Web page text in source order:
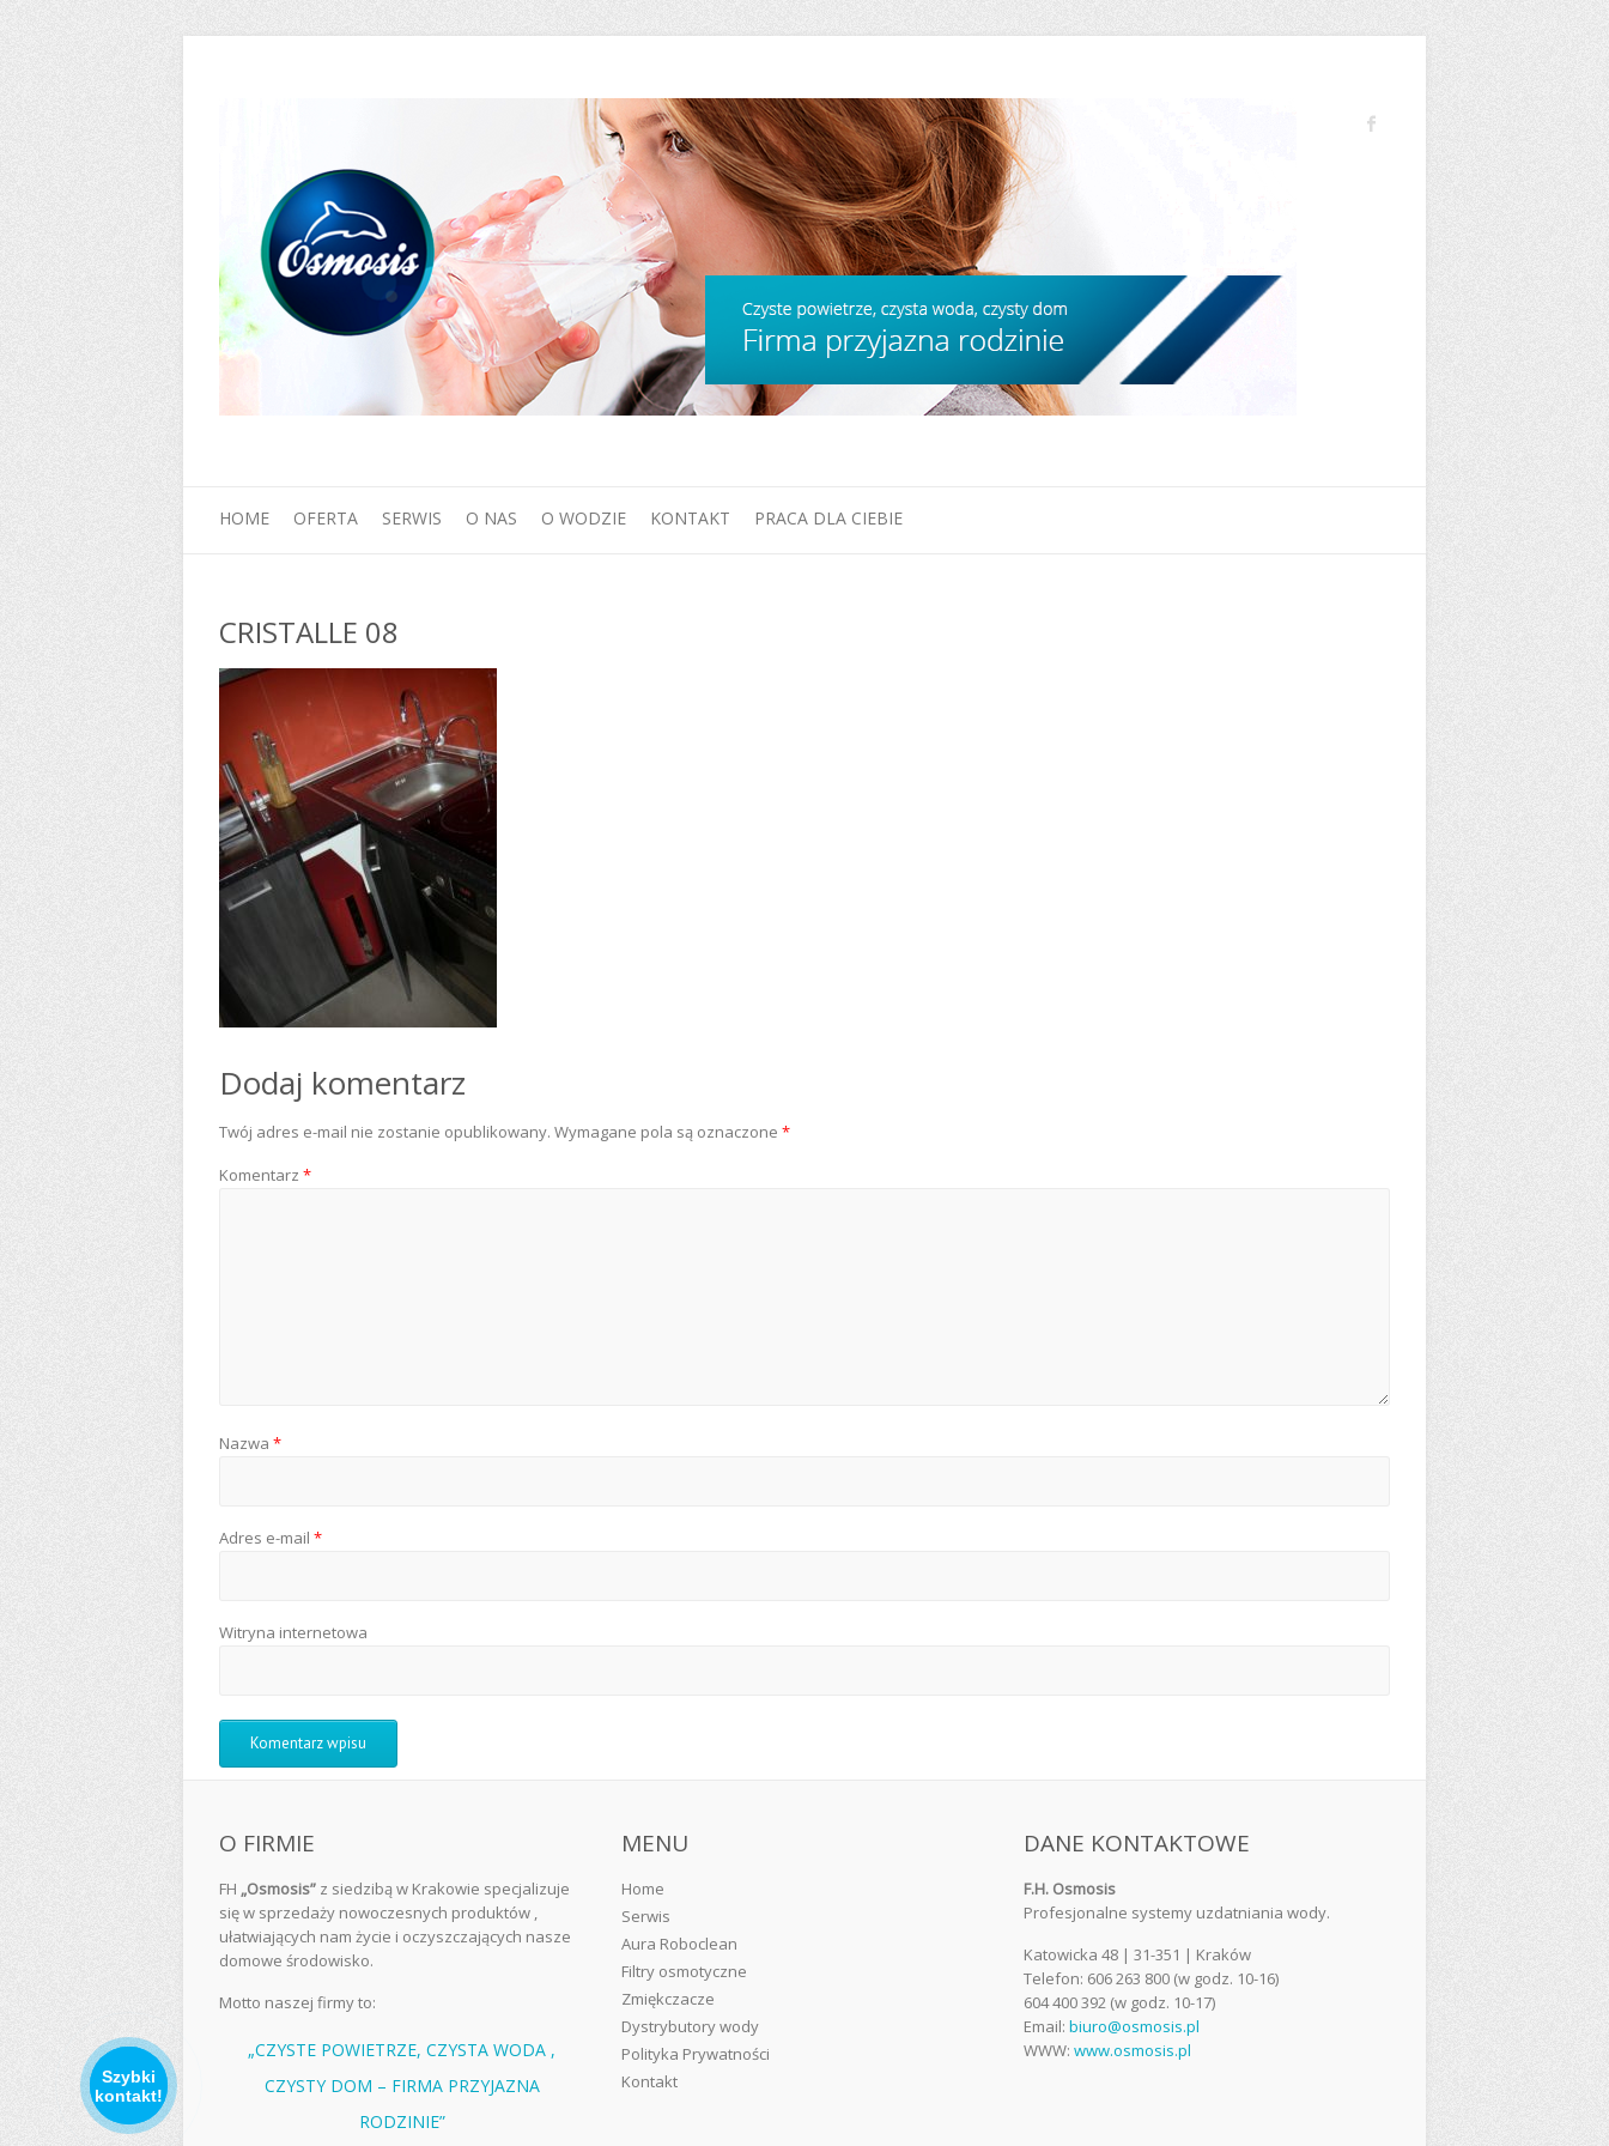
HOME OFERTA SERWIS O NAS O WODZIE KONTAKT PRACA DLA CIEBIE
CRISTALLE 08
Dodaj komentarz
Twój adres e-mail nie zostanie opublikowany. Wymagane pola są oznaczone *
Komentarz *
Nazwa *
Adres e-mail *
Witryna internetowa
O FIRMIE
FH „Osmosis” z siedzibą w Krakowie specjalizuje
się w sprzedaży nowoczesnych produktów ,
ułatwiających nam życie i oczyszczających nasze
domowe środowisko.
Motto naszej firmy to:
„CZYSTE POWIETRZE, CZYSTA WODA ,
CZYSTY DOM – FIRMA PRZYJAZNA
RODZINIE”
MENU
Home
Serwis
Aura Roboclean
Filtry osmotyczne
Zmiękczacze
Dystrybutory wody
Polityka Prywatności
Kontakt
DANE KONTAKTOWE
F.H. Osmosis
Profesjonalne systemy uzdatniania wody.
Katowicka 48 | 31-351 | Kraków
Telefon: 606 263 800 (w godz. 10-16)
604 400 392 (w godz. 10-17)
Email: biuro@osmosis.pl
WWW: www.osmosis.pl
Szybki
kontakt!